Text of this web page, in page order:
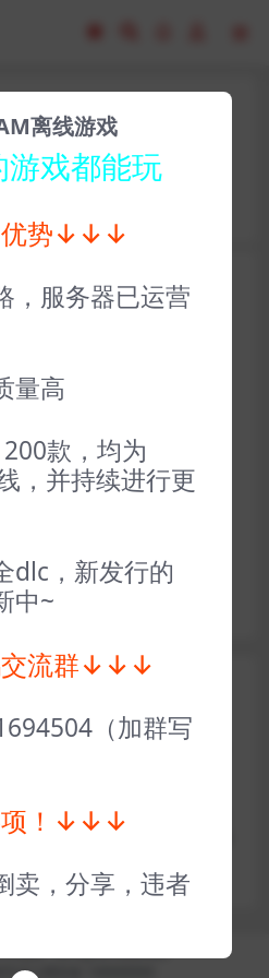
量会员D加密游戏无法激活问
服获取即可
在线进一次游戏
密激活的问题，一样玩
复制到空格了，CTRL+C复
键盘 CTRL+V粘贴，steam改
粘贴）鼠标不能粘贴了
离线模式玩
不然没有存档，D加密游戏尽量
号京公网安备 188888888
离线游戏
戏都能玩
优势↓↓↓
，服务器已运营
量高
款，均为
，并持续进行更
dlc，新发行的
中~
交流群↓↓↓
（加群写
项！↓↓↓
卖，分享，违者